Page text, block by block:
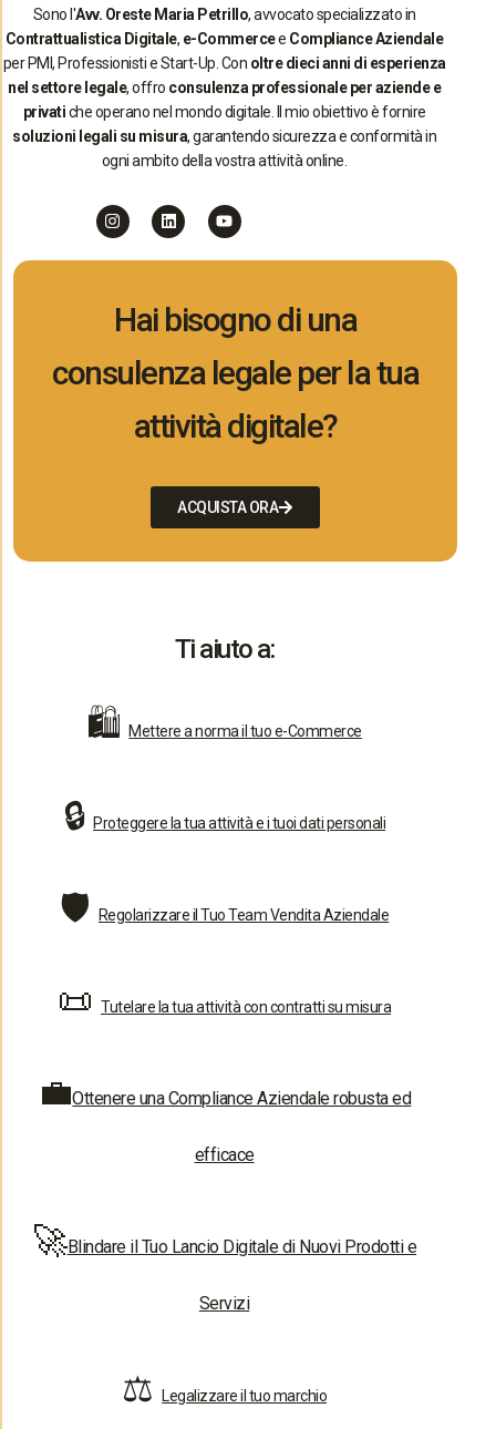
Sono l'Avv. Oreste Maria Petrillo, avvocato specializzato in
Contrattualistica Digitale, e-Commercee Compliance Aziendale
per PMI, Professionisti e Start-Up. Con oltre dieci anni di esperienza
nel settore legale, offro consulenza professionale per aziende e
privatiche operano nel mondo digitale. Il mio obiettivo è fornire
soluzioni legali su misura, garantendo sicurezza e conformità in
ogni ambito della vostra attività online.
Hai bisogno di una
consulenza legale per la tua
attività digitale?
ACQUISTA ORA
Ti aiuto a:
🛍️Mettere a norma il tuo e-Commerce
🔒Proteggere la tua attività e i tuoi dati personali
🛡️ Regolarizzare il Tuo Team Vendita Aziendale
📜Tutelare la tua attività con contratti su misura
💼Ottenere una Compliance Aziendale robusta ed
efficace
🚀Blindare il Tuo Lancio Digitale di Nuovi Prodotti e
Servizi
⚖️Legalizzare il tuo marchio